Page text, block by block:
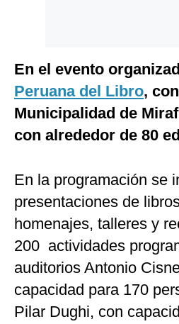
En el evento
Peruana del Libro,
Municipalidad de
con alrededor de 80
En la programación se
presentaciones de
homenajes, talleres y
200 actividades
auditorios Antonio
capacidad para 170
Pilar Dughi, con